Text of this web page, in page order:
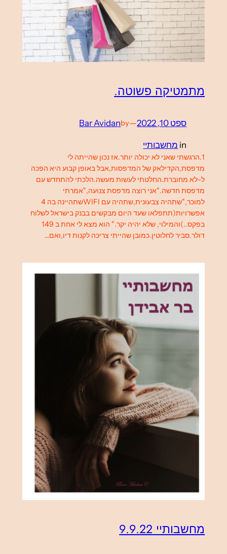
מתמטיקה פשוטה.
ספט 10, 2022 —
by
Bar Avidan
in מחשבותיי
1.הרגשתי שאני לא יכולה יותר.אז נכון שהייתה לי
מדפסת,הקדילאק של המדפסות,אבל באופן קבוע היא הפכה
ל-לא מחוברת.החלטתי לעשות מעשה.הלכתי להתחדש עם
מדפסת חדשה."אני רוצה מדפסת צנועה,"אמרתי
למוכר,"שתהיה צבעונית,שתהיה עם WIFIשתהיינה בה 4
אפשרויות(תתפלאו שעד היום מבקשים בבנק בישראל לשלוח
בפקס..)והמילוי, שלא יהיה יקר." הוא מצא לי אחת ב 149
דולר.סביר לחלוטין.כמובן שהייתי צריכה לקנות דיו,ואם…
מחשבותיי 9.9.22